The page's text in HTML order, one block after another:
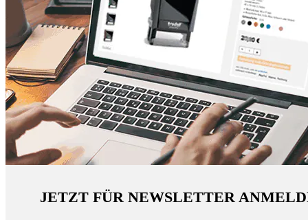
JETZT FÜR NEWSLETTER